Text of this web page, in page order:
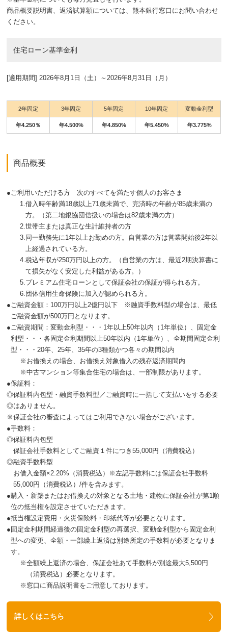
商品概要説明書、返済試算額については、熊本銀行窓口にお問い合わせ
ください。
住宅ローン基準金利
[適用期間] 2026年8月1日（土）～2026年8月31日（月）
2年固定 3年固定 5年固定 10年固定 変動金利型
年4.250％ 年4.500% 年4.850% 年5.450% 年3.775%
商品概要
● ご利用いただける方 次のすべてを満たす個人のお客さま
1.借入時年齢満18歳以上71歳未満で、完済時の年齢が85歳未満の
方。（第二地銀協団信扱いの場合は82歳未満の方）
2.世帯主または真正な生計維持者の方
3. 同一勤務先に1年以上お勤めの方。自営業の方は営業開始後2年以
上経過されている方。
4.税込年収が250万円以上の方。（自営業の方は、最近2期決算書に
て損失がなく安定した利益がある方。）
5. プレミアム住宅ローンとして保証会社の保証が得られる方。
6. 団体信用生命保険に加入が認められる方。
● ご融資金額：100万円以上2億円以下 ※融資手数料型の場合は、最低
ご融資金額が500万円となります。
● ご融資期間：変動金利型・・・1年以上50年以内（1年単位）、固定金
利型・・・各固定金利期間以上50年以内（1年単位）、全期間固定金利
型・・・20年、25年、35年の3種類かつ各々の期間以内
※ お借換えの場合、お借換え対象借入の残存返済期間内
※中古マンション等集合住宅の場合は、一部制限があります。
●保証料：
◎
◎
保証料内包型・融資手数料型／ご融資時に一括して支払いをする必要
はありません。
※保証会社の審査によってはご利用できない場合がございます。
●手数料：
◎保証料内包型
保証会社手数料としてご融資１件につき55,000円（消費税込）
◎融資手数料型
お借入金額×2.20%（消費税込）※左記手数料には保証会社手数料
55,000円（消費税込）/件を含みます。
●購入・新築またはお借換えの対象となる土地・建物に保証会社が第1順
位の抵当権を設定させていただきます。
●抵当権設定費用・火災保険料・印紙代等が必要となります。
●固定金利期間経過後の固定金利型の再選択、変動金利型から固定金利
型への変更、全額・一部繰上返済は別途所定の手数料が必要となりま
す。
※全額繰上返済の場合、保証会社あて手数料が別途最大5,500円
（消費税込）必要となります。
※ 窓口に商品説明書をご用意しております。
詳しくはこちら